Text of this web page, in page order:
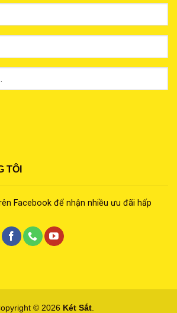
TÔI
Facebook để nhận nhiều ưu đãi hấp
© 2026 Két Sắt.